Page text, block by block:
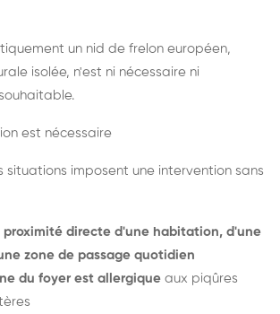
un nid de frelon européen,
isolée, n'est ni nécessaire ni
est nécessaire
situations imposent une intervention sans
proximité directe d'une habitation, d'une
zone de passage quotidien
du foyer est allergique aux piqûres